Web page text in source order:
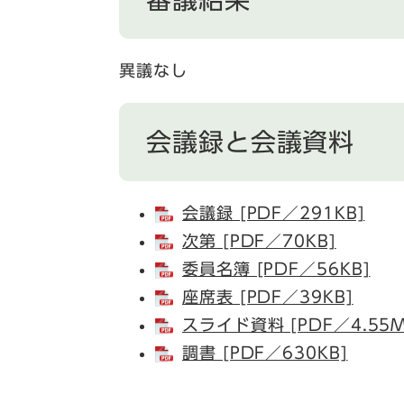
異議なし
会議録と会議資料
会議録 [PDF／291KB]
次第 [PDF／70KB]
委員名簿 [PDF／56KB]
座席表 [PDF／39KB]
スライド資料 [PDF／
調書 [PDF／630KB]